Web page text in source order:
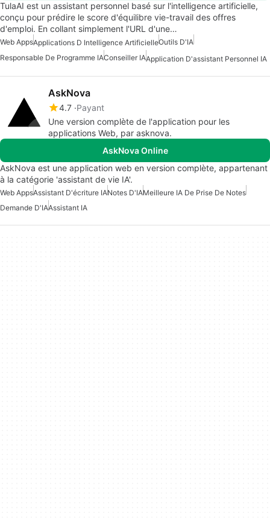
TulaAI est un assistant personnel basé sur l'intelligence artificielle,
conçu pour prédire le score d'équilibre vie-travail des offres
d'emploi. En collant simplement l'URL d'une…
Web AppsApplications D Intelligence ArtificielleOutils D'IA
Responsable De Programme IAConseiller IAApplication D'assistant Personnel IA
AskNova
4.7 Payant
Une version complète de l'application pour les
applications Web, par asknova.
AskNova Online
AskNova est une application web en version complète, appartenant
à la catégorie 'assistant de vie IA'.
Web AppsAssistant D'écriture IANotes D'IAMeilleure IA De Prise De Notes
Demande D'IAAssistant IA